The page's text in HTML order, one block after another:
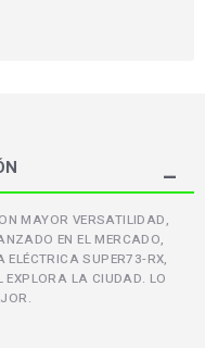
MAYOR VERSATILIDAD,
EN EL MERCADO,
ELÉCTRICA SUPER73-RX,
EXPLORA LA CIUDAD. LO